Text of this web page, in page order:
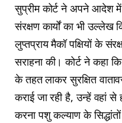
सुप्रीम कोर्ट ने अपने आदेश
संरक्षण कार्यों का भी
लुप्तप्राय मैकॉ पक्षियों के
सराहना की। कोर्ट ने कहा
के तहत लाकर सुरक्षित
कराई जा रही है, उन्हें वहां से
करना पशु कल्याण के